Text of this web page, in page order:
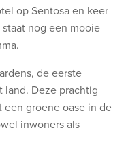
op Sentosa en keer
nog een mooie
de eerste
land. Deze prachtig
groene oase in de
inwoners als